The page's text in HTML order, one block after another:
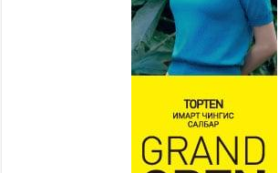
2026 оны 7 сар 15 / 11 цаг 14 минут
Үер усны аюулаас сэргийлж, нийслэлийн Онцгой
байдлын газрын 162 алба хаагч үүрэг гүйцэтгэж
2026 оны 7 сар 15 / 11 цаг 07 минут
Үндэсний их сурын харваанд 850 харваач цэц
2026 оны 7 сар 15 / 11 цаг 03 минут